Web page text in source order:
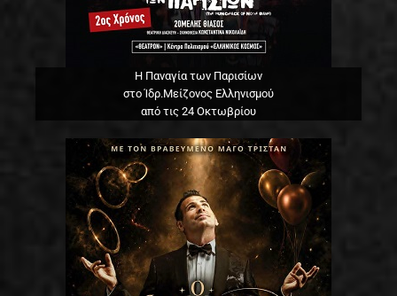
Η Παναγία των Παρισίων
στο Ίδρ.Μείζονος Ελληνισμού
από τις 24 Οκτωβρίου